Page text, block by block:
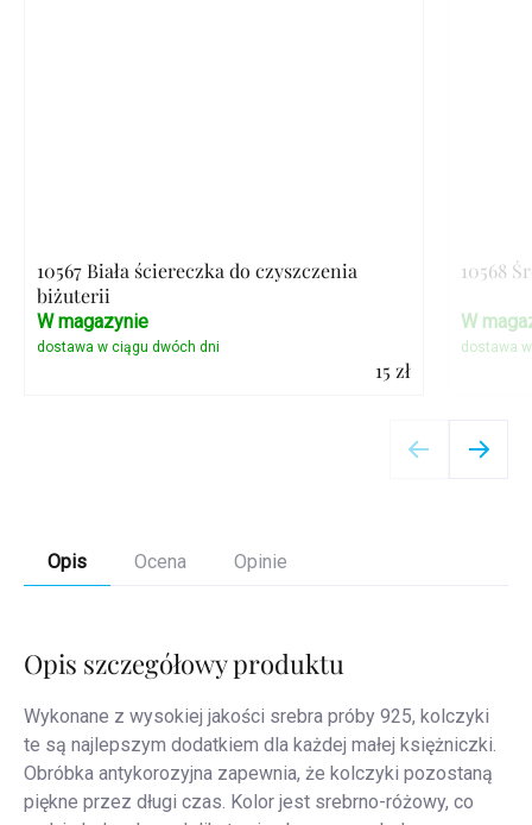
10567 Biała ściereczka do czyszczenia
biżuterii
15 zł
W magazynie
10568
W
Opis Ocena Opinie
Opis szczegółowy produktu
Wykonane z wysokiej jakości srebra próby 925, kolczyki
te są najlepszym dodatkiem dla każdej małej księżniczki.
Obróbka antykorozyjna zapewnia, że kolczyki pozostaną
piękne przez długi czas. Kolor jest srebrno-różowy, co